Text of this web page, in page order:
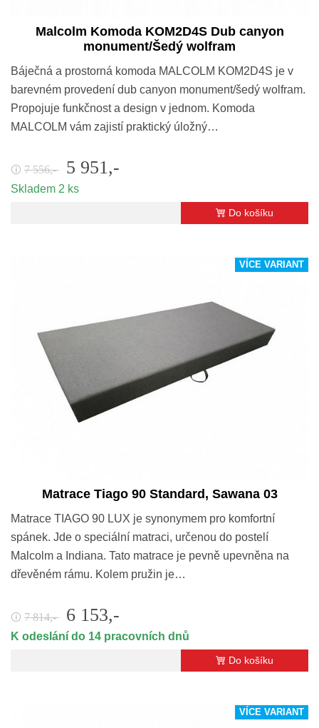
Malcolm Komoda KOM2D4S Dub canyon
monument/Šedý wolfram
Báječná a prostorná komoda MALCOLM KOM2D4S je v
barevném provedení dub canyon monument/šedý wolfram.
Propojuje funkčnost a design v jednom. Komoda
MALCOLM vám zajistí praktický úložný…
🛈 7 556,- 5 951,-
Skladem 2 ks
Do košíku
VÍCE VARIANT
Matrace Tiago 90 Standard, Sawana 03
Matrace TIAGO 90 LUX je synonymem pro komfortní
spánek. Jde o speciální matraci, určenou do postelí
Malcolm a Indiana. Tato matrace je pevně upevněna na
dřevěném rámu. Kolem pružin je…
🛈 7 814,- 6 153,-
K odeslání do 14 pracovních dnů
Do košíku
VÍCE VARIANT